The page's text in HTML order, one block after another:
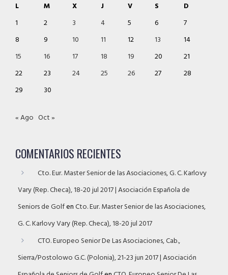
L
M X J V S
D
1
2 3 4 5 6
7
8
9 10 11 12 13
14
15
16 17 18 19 20
21
22
23 24 25 26 27
28
29
30
« Ago Oct »
COMENTARIOS RECIENTES
Cto. Eur. Master Senior de las Asociaciones, G. C. Karlovy
Vary (Rep. Checa), 18-20 jul 2017 | Asociación Española de
Seniors de GolfenCto. Eur. Master Senior de las Asociaciones,
G. C. Karlovy Vary (Rep. Checa), 18-20 jul 2017
CTO. Europeo Senior De Las Asociaciones, Cab.,
Sierra/Postolowo G.C. (Polonia), 21-23 jun 2017 | Asociación